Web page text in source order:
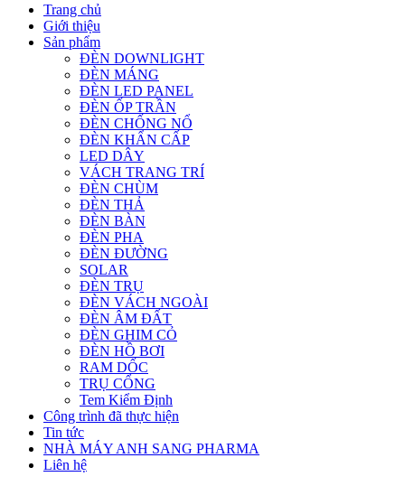
Trang chủ
Giới thiệu
Sản phẩm
ĐÈN DOWNLIGHT
ĐÈN MÁNG
ĐÈN LED PANEL
ĐÈN ỐP TRẦN
ĐÈN CHỐNG NỔ
ĐÈN KHẨN CẤP
LED DÂY
VÁCH TRANG TRÍ
ĐÈN CHÙM
ĐÈN THẢ
ĐÈN BÀN
ĐÈN PHA
ĐÈN ĐƯỜNG
SOLAR
ĐÈN TRỤ
ĐÈN VÁCH NGOÀI
ĐÈN ÂM ĐẤT
ĐÈN GHIM CỎ
ĐÈN HỒ BƠI
RAM DỐC
TRỤ CỔNG
Tem Kiểm Định
Công trình đã thực hiện
Tin tức
NHÀ MÁY ANH SANG PHARMA
Liên hệ